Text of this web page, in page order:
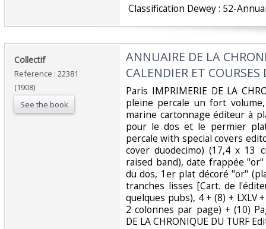
Classification Dewey : 52-
‎Collectif‎
Reference : 22381
(1908)
See the book
‎ANNUAIRE DE LA
CALENDIER ET
‎Paris IMPRIMERIE DE LA
pleine percale un fort
marine cartonnage éditeur à
pour le dos et le permier
percale with special covers
cover duodecimo) (17,4 x 13
raised band), date frappée
du dos, 1er plat décoré "or"
tranches lisses [Cart. de
quelques pubs), 4 + (8) + LXLV
2 colonnes par page) + (10)
DE LA CHRONIQUE DU TURF